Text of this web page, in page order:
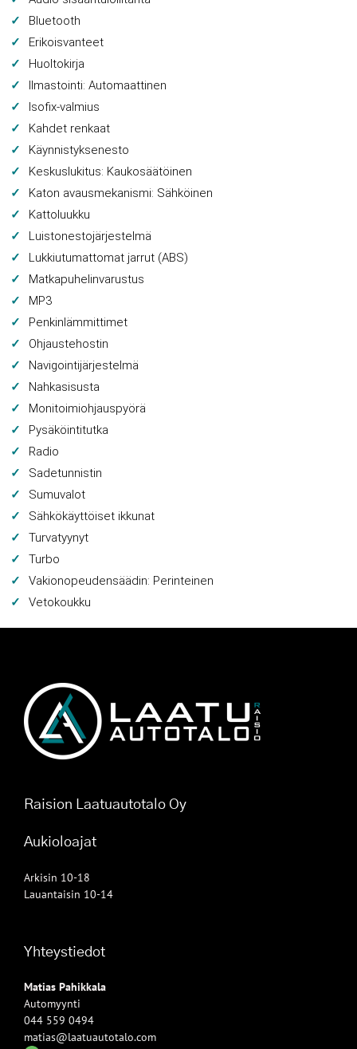
Bluetooth
Erikoisvanteet
Huoltokirja
Ilmastointi: Automaattinen
Isofix-valmius
Kahdet renkaat
Käynnistyksenesto
Keskuslukitus: Kaukosäätöinen
Katon avausmekanismi: Sähköinen
Kattoluukku
Luistonestojärjestelmä
Lukkiutumattomat jarrut (ABS)
Matkapuhelinvarustus
MP3
Penkinlämmittimet
Ohjaustehostin
Navigointijärjestelmä
Nahkasisusta
Monitoimiohjauspyörä
Pysäköintitutka
Radio
Sadetunnistin
Sumuvalot
Sähkökäyttöiset ikkunat
Turvatyynyt
Turbo
Vakionopeudensäädin: Perinteinen
Vetokoukku
Raision Laatuautotalo Oy
Aukioloajat
Arkisin 10-18
Lauantaisin 10-14
Yhteystiedot
Matias Pahikkala
Automyynti
044 559 0494
matias@laatuautotalo.com